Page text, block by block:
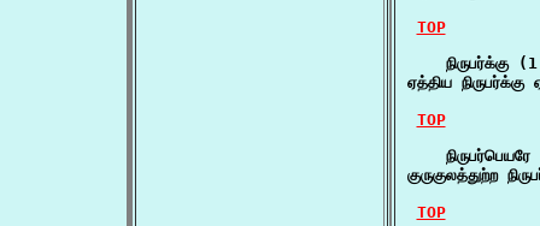
TOP
நிருபர்க்கு
ஏத்திய
TOP
நிருபர்பெயரே
குருகுலத்துற்ற
TOP